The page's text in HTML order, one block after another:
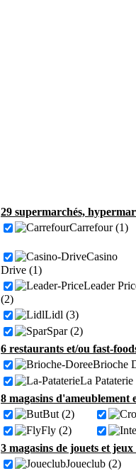
29 supermarchés,
Carrefour (1)
Casino
Drive (1)
Leader
(2)
Lidl (3)
Spar (2)
6 restaurants et/ou fast-
Brioche
La Pataterie
8 magasins d'ameublement
But (2)
Fly (2)
3 magasins de jouets et
Joueclub (2)